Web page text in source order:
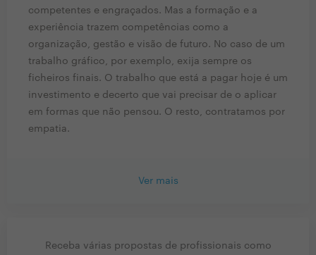
competentes e engraçados. Mas a formação e a
experiência trazem competências como a
organização, gestão e visão de futuro. No caso de um
trabalho gráfico, por exemplo, exija sempre os
ficheiros finais. O trabalho que está a pagar hoje é um
investimento e decerto que vai precisar de o aplicar
em formas que não pensou. O resto, contratamos por
empatia.
Ver mais
Receba várias propostas de profissionais como